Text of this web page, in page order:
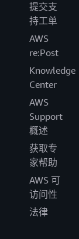
提交支
持工单
AWS
re:Post
Knowledge
Center
AWS
Support
概述
获取专
家帮助
AWS 可
访问性
法律